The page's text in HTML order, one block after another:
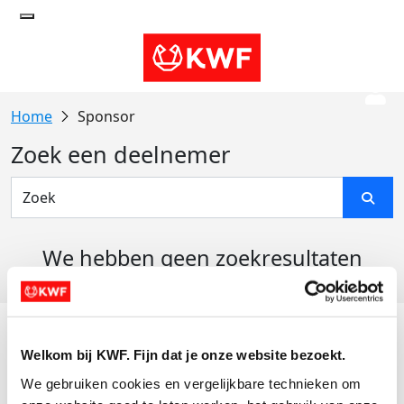
Welkom bij KWF. Fijn dat je onze website bezoekt.
We gebruiken cookies en vergelijkbare technieken om
Sponsor
Zoek een deelnemer
We hebben geen zoekresultaten
Actiematerialen
Evenementen